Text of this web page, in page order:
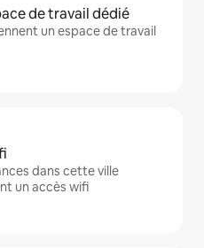
de travail dédié
un espace de travail
dans cette ville
un accès wifi